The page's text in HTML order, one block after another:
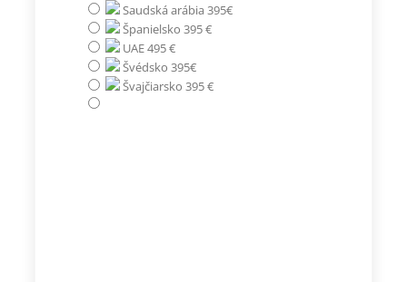
Saudská arábia 395€
Španielsko 395 €
UAE 495 €
Švédsko 395€
Švajčiarsko 395 €